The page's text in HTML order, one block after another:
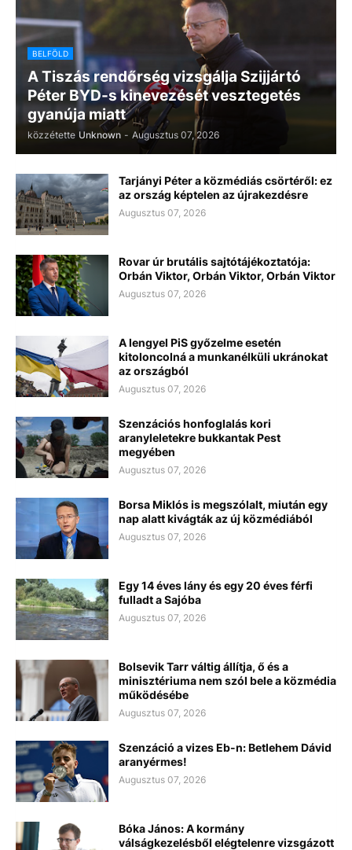
BELFÖLD
A Tiszás rendőrség vizsgálja Szijjártó
Péter BYD-s kinevezését vesztegetés
gyanúja miatt
közzétette Unknown - Augusztus 07, 2026
Tarjányi Péter a közmédiás csörtéről: ez
az ország képtelen az újrakezdésre
Augusztus 07, 2026
Rovar úr brutális sajtótájékoztatója:
Orbán Viktor, Orbán Viktor, Orbán Viktor
Augusztus 07, 2026
A lengyel PiS győzelme esetén
kitoloncolná a munkanélküli ukránokat
az országból
Augusztus 07, 2026
Szenzációs honfoglalás kori
aranyleletekre bukkantak Pest
megyében
Augusztus 07, 2026
Borsa Miklós is megszólalt, miután egy
nap alatt kivágták az új közmédiából
Augusztus 07, 2026
Egy 14 éves lány és egy 20 éves férfi
fulladt a Sajóba
Augusztus 07, 2026
Bolsevik Tarr váltig állítja, ő és a
minisztériuma nem szól bele a közmédia
működésébe
Augusztus 07, 2026
Szenzáció a vizes Eb-n: Betlehem Dávid
aranyérmes!
Augusztus 07, 2026
Bóka János: A kormány
válságkezelésből elégtelenre vizsgázott